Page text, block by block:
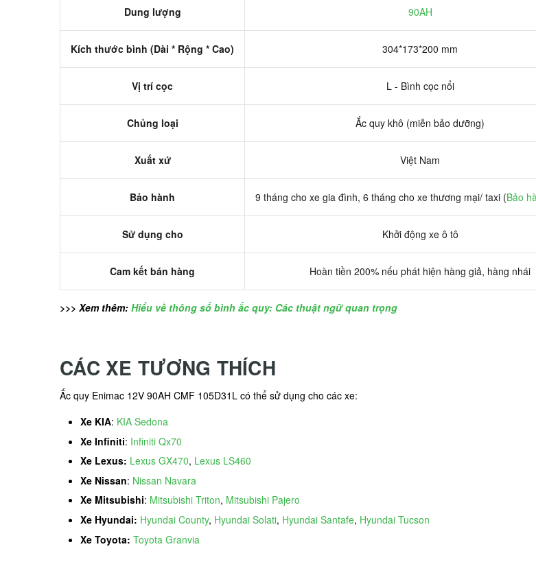
Dung lượng 90AH
Kích thước bình (Dài * Rộng * Cao) 304*173*200 mm
Vị trí cọc L - Bình cọc nổi
Chủng loại Ắc quy khô (miễn bảo dưỡng)
Xuất xứ Việt Nam
Bảo hành 9 tháng cho xe gia đình, 6 tháng cho xe thương mại/ taxi (Bảo
Sử dụng cho Khởi động xe ô tô
Cam kết bán hàng Hoàn tiền 200% nếu phát hiện hàng giả, hàng nhái
>>> Xem thêm: Hiểu về thông số bình ắc quy: Các thuật ngữ quan trọng
CÁC XE TƯƠNG THÍCH
Ắc quy Enimac 12V 90AH CMF 105D31L có thể sử dụng cho các xe:
Xe KIA: KIA Sedona
Xe Infiniti: Infiniti Qx70
Xe Lexus: Lexus GX470, Lexus LS460
Xe Nissan: Nissan Navara
Xe Mitsubishi: Mitsubishi Triton, Mitsubishi Pajero
Xe Hyundai: Hyundai County, Hyundai Solati, Hyundai Santafe, Hyundai Tucson
Xe Toyota: Toyota Granvia